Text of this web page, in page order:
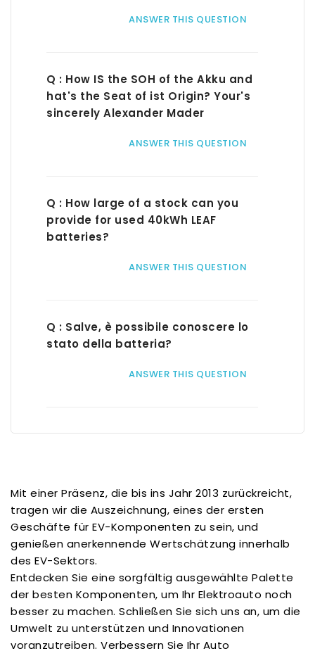
ANSWER THIS QUESTION
Q : How IS the SOH of the Akku and
hat's the Seat of ist Origin? Your's
sincerely Alexander Mader
ANSWER THIS QUESTION
Q : How large of a stock can you
provide for used 40kWh LEAF
batteries?
ANSWER THIS QUESTION
Q : Salve, è possibile conoscere lo
stato della batteria?
ANSWER THIS QUESTION
Mit einer Präsenz, die bis ins Jahr 2013 zurückreicht,
tragen wir die Auszeichnung, eines der ersten
Geschäfte für EV-Komponenten zu sein, und
genießen anerkennende Wertschätzung innerhalb
des EV-Sektors.
Entdecken Sie eine sorgfältig ausgewählte Palette
der besten Komponenten, um Ihr Elektroauto noch
besser zu machen. Schließen Sie sich uns an, um die
Umwelt zu unterstützen und Innovationen
voranzutreiben. Verbessern Sie Ihr Auto